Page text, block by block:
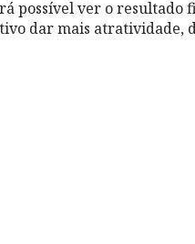
possível ver o
dar mais atratividade,